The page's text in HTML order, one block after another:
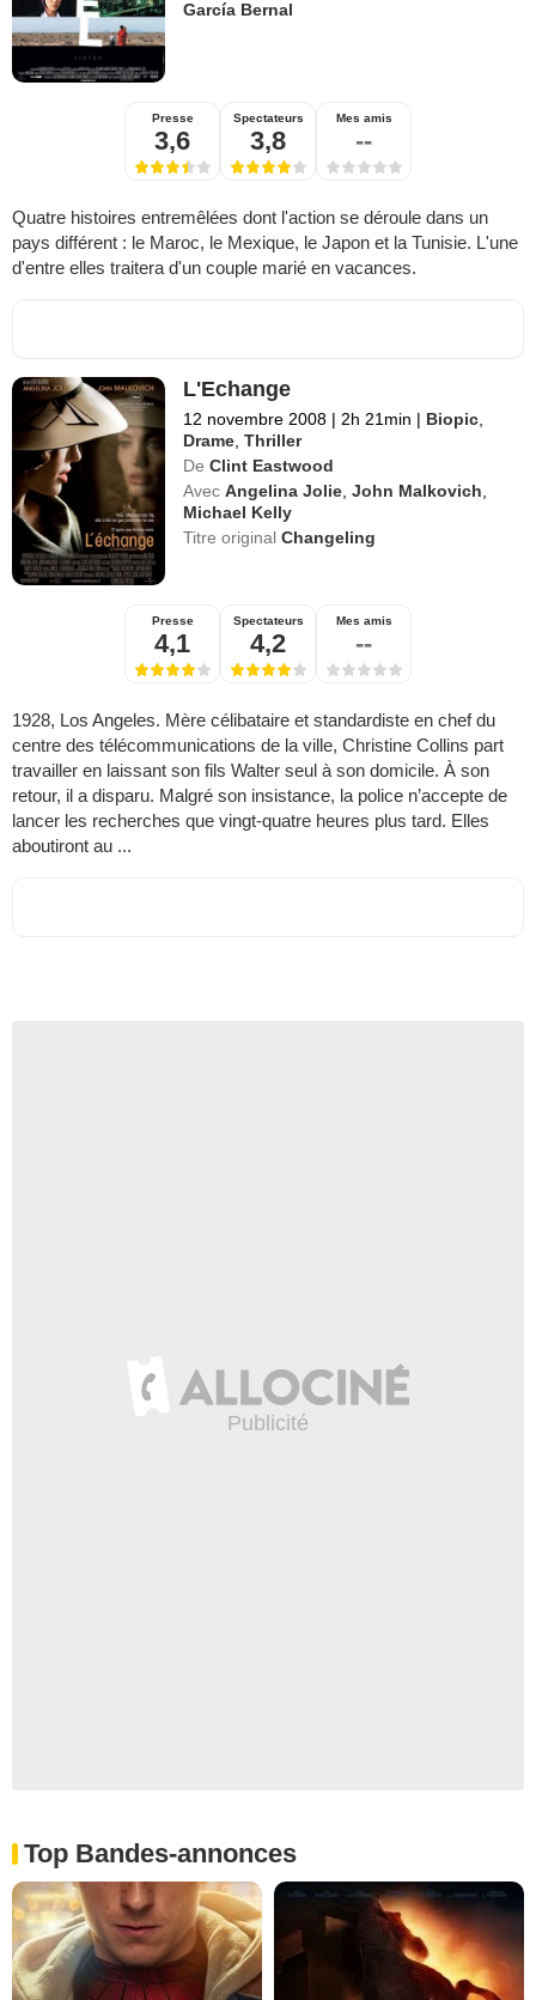
García Bernal
Presse
3,6
Spectateurs
3,8
Mes amis
--
Quatre histoires entremêlées dont l'action se déroule dans un
pays différent : le Maroc, le Mexique, le Japon et la Tunisie. L'une
d'entre elles traitera d'un couple marié en vacances.
L'Echange
12 novembre 2008 | 2h 21min | Biopic
Drame ,Thriller
De Clint Eastwood
Avec Angelina Jolie ,John Malkovich
Michael Kelly
Titre originalChangeling
Presse
4,1
Spectateurs
4,2
Mes amis
--
1928, Los Angeles. Mère célibataire et standardiste en chef du
centre des télécommunications de la ville, Christine Collins part
travailler en laissant son fils Walter seul à son domicile. À son
retour, il a disparu. Malgré son insistance, la police n’accepte de
lancer les recherches que vingt-quatre heures plus tard. Elles
aboutiront au ...
Top Bandes-annonces